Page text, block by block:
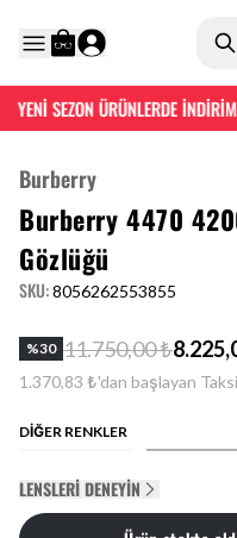
YENİ SEZON ÜRÜNLERDE
Burberry
Burberry 4470
Gözlüğü
SKU:8056262553855
%30 11.750,00 ₺
1.370,83 ₺'dan başlayan
DİĞER RENKLER
LENSLERI DENEYIN